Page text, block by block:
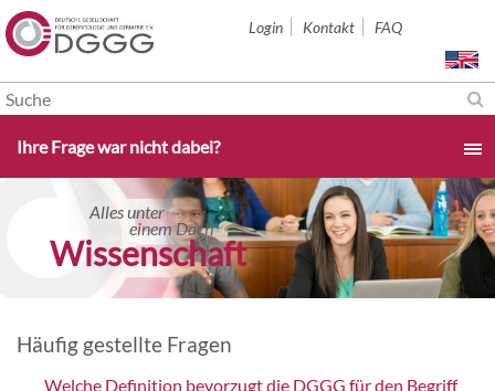
Navigation
Login Kontakt FAQ
überspringen
Ihre Frage war nicht dabei?
Aktuelles & Termine
Über uns
Alles unter
einem Dach
Wissenschaft
Alles unter
einem Dach
konkret
Häufig gestellte Fragen
Welche Definition bevorzugt die DGGG für den Begriff